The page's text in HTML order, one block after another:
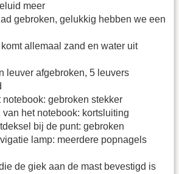
meer
gebroken, gelukkig hebben we een
allemaal zand en water uit
leuver afgebroken, 5 leuvers
notebook: gebroken stekker
het notebook: kortsluiting
bij de punt: gebroken
lamp: meerdere popnagels
de giek aan de mast bevestigd is